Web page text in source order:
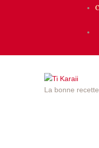
La bonne